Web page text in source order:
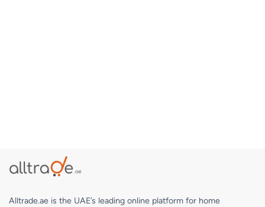
Alltrade.ae is the UAE’s leading online platform for home